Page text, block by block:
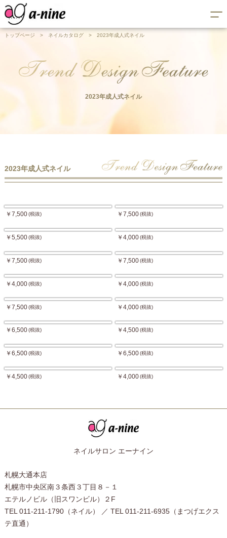
トップページ > ネイルカタログ > 2023年成人式ネイル
2023年成人式ネイル
2023年成人式ネイル
￥7,500 (税抜) ￥7,500 (税抜)
￥5,500 (税抜) ￥4,000 (税抜)
￥7,500 (税抜) ￥7,500 (税抜)
￥4,000 (税抜) ￥4,000 (税抜)
￥7,500 (税抜) ￥4,000 (税抜)
￥6,500 (税抜) ￥4,500 (税抜)
￥6,500 (税抜) ￥6,500 (税抜)
￥4,500 (税抜) ￥4,000 (税抜)
ネイルサロン エーナイン
札幌大通本店
札幌市中央区南３条西３丁目８－１
エテルノビル（旧スワンビル）２F
TEL 011-211-1790（ネイル） ／ TEL 011-211-6935（まつげエクス
テ直通）